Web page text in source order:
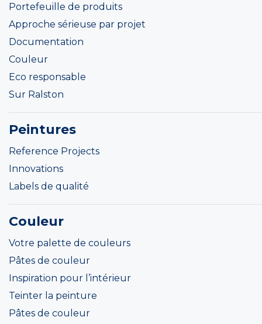
Portefeuille de produits
Approche sérieuse par projet
Documentation
Couleur
Eco responsable
Sur Ralston
Peintures
Reference Projects
Innovations
Labels de qualité
Couleur
Votre palette de couleurs
Pâtes de couleur
Inspiration pour l’intérieur
Teinter la peinture
Pâtes de couleur